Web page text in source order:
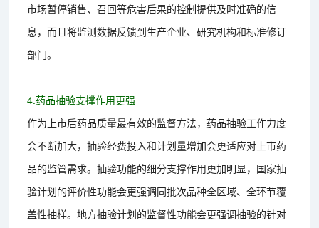
市场暂停销售、召回等危害后果的控制提供及时准确的信
息，而且将监测数据反馈到生产企业、研究机构和标准修订
部门。
4.药品抽验支撑作用更强
作为上市后药品质量最有效的监督方法，药品抽验工作力度
会不断加大，抽验经费投入和计划量增加会更适应对上市药
品的监管需求。抽验功能的细分支撑作用更加明显，国家抽
验计划的评价性功能会更强调同批次品种全区域、全环节覆
盖性抽样。地方抽验计划的监督性功能会更强调抽验的针对